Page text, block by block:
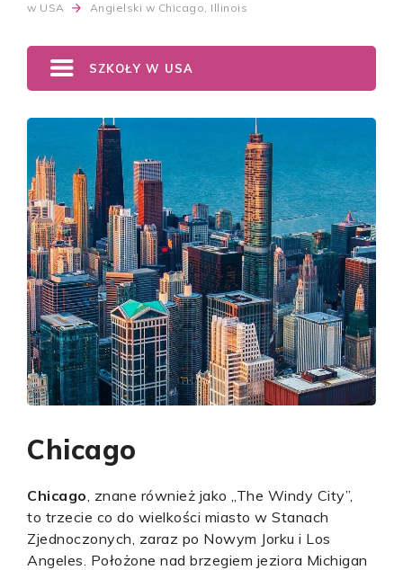
w USA
Angielski w Chicago, Illinois
SZKOŁY W USA
Chicago
Chicago, znane również jako „The Windy City”,
to trzecie co do wielkości miasto w Stanach
Zjednoczonych, zaraz po Nowym Jorku i Los
Angeles. Położone nad brzegiem jeziora Michigan